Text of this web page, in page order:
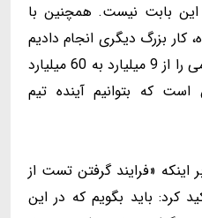
بابت نیست. همچنین با
بزرگ دیگری انجام دادیم
و توانستیم بودجه ناچیز آکادمی را از 9 میلیارد به 60 میلیارد
که بتوانیم آینده تیم
«فرایند گرفتن تست از
کرد: باید بگویم که در این